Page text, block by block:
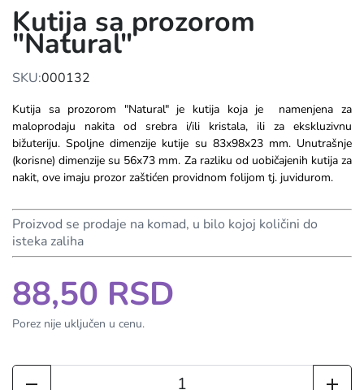
Kutija sa prozorom
"Natural"
SKU:000132
Kutija sa prozorom "Natural" je kutija koja je namenjena za
maloprodaju nakita od srebra i/ili kristala, ili za ekskluzivnu
bižuteriju.Spoljne dimenzije kutije su 83x98x23 mm. Unutrašnje
(korisne) dimenzije su 56x73 mm. Za razliku od uobičajenih kutija za
nakit, ove imaju prozor zaštićen providnom folijom tj. juvidurom.
Proizvod se prodaje na komad, u bilo kojoj količini do
isteka zaliha
88,50 RSD
Porez nije uključen u cenu.